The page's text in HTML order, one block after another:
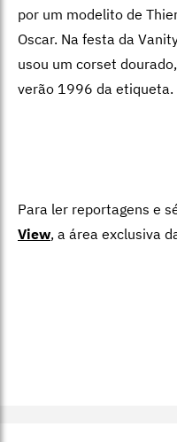
por um modelito de
Oscar. Na festa da
usou um corset
verão 1996 da etiqueta.
Para ler reportagens e
View, a área exclusiva